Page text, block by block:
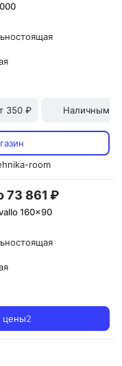
350 ₽ Наличными
room
73 861 ₽
160x90
цены2